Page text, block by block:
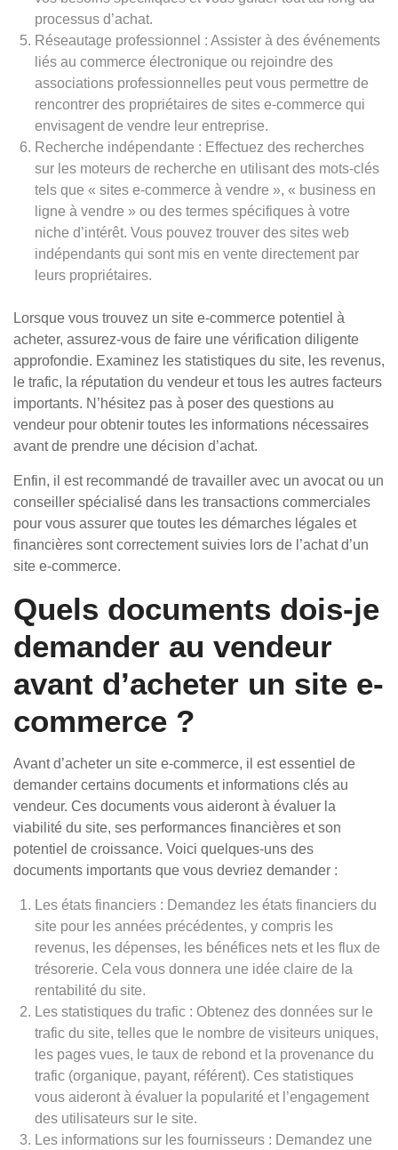
processus d’achat.
Réseautage professionnel : Assister à des événements
liés au commerce électronique ou rejoindre des
associations professionnelles peut vous permettre de
rencontrer des propriétaires de sites e-commerce qui
envisagent de vendre leur entreprise.
Recherche indépendante : Effectuez des recherches
sur les moteurs de recherche en utilisant des mots-clés
tels que « sites e-commerce à vendre », « business en
ligne à vendre » ou des termes spécifiques à votre
niche d’intérêt. Vous pouvez trouver des sites web
indépendants qui sont mis en vente directement par
leurs propriétaires.
Lorsque vous trouvez un site e-commerce potentiel à
acheter, assurez-vous de faire une vérification diligente
approfondie. Examinez les statistiques du site, les revenus,
le trafic, la réputation du vendeur et tous les autres facteurs
importants. N’hésitez pas à poser des questions au
vendeur pour obtenir toutes les informations nécessaires
avant de prendre une décision d’achat.
Enfin, il est recommandé de travailler avec un avocat ou un
conseiller spécialisé dans les transactions commerciales
pour vous assurer que toutes les démarches légales et
financières sont correctement suivies lors de l’achat d’un
site e-commerce.
Quels documents dois-je
demander au vendeur
avant d’acheter un site e-
commerce ?
Avant d’acheter un site e-commerce, il est essentiel de
demander certains documents et informations clés au
vendeur. Ces documents vous aideront à évaluer la
viabilité du site, ses performances financières et son
potentiel de croissance. Voici quelques-uns des
documents importants que vous devriez demander :
Les états financiers : Demandez les états financiers du
site pour les années précédentes, y compris les
revenus, les dépenses, les bénéfices nets et les flux de
trésorerie. Cela vous donnera une idée claire de la
rentabilité du site.
Les statistiques du trafic : Obtenez des données sur le
trafic du site, telles que le nombre de visiteurs uniques,
les pages vues, le taux de rebond et la provenance du
trafic (organique, payant, référent). Ces statistiques
vous aideront à évaluer la popularité et l’engagement
des utilisateurs sur le site.
Les informations sur les fournisseurs : Demandez une